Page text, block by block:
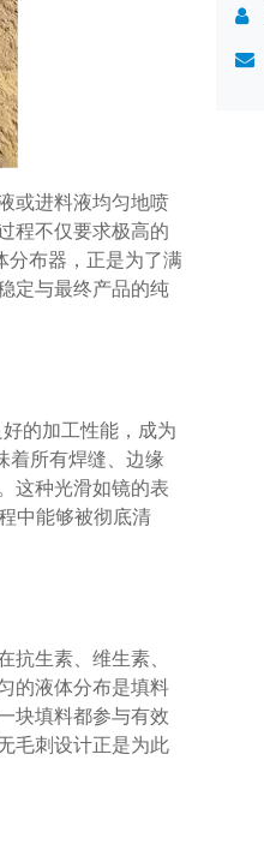
或进料液均匀地喷
程不仅要求极高的
分布器，正是为了满
定与最终产品的纯
的加工性能，成为
着所有焊缝、边缘
这种光滑如镜的表
中能够被彻底清
生素、维生素、
的液体分布是填料
块填料都参与有效
毛刺设计正是为此